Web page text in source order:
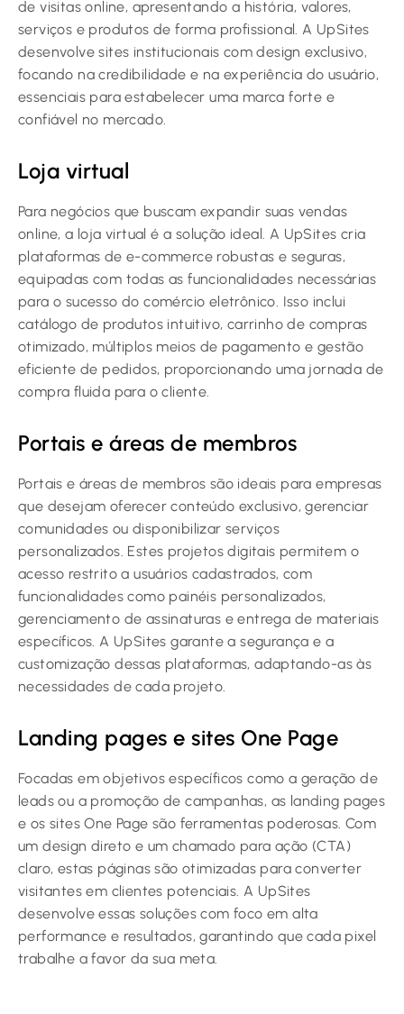
de visitas online, apresentando a história, valores,
serviços e produtos de forma profissional. A UpSites
desenvolve sites institucionais com design exclusivo,
focando na credibilidade e na experiência do usuário,
essenciais para estabelecer uma marca forte e
confiável no mercado.
Loja virtual
Para negócios que buscam expandir suas vendas
online, a loja virtual é a solução ideal. A UpSites cria
plataformas de e-commerce robustas e seguras,
equipadas com todas as funcionalidades necessárias
para o sucesso do comércio eletrônico. Isso inclui
catálogo de produtos intuitivo, carrinho de compras
otimizado, múltiplos meios de pagamento e gestão
eficiente de pedidos, proporcionando uma jornada de
compra fluida para o cliente.
Portais e áreas de membros
Portais e áreas de membros são ideais para empresas
que desejam oferecer conteúdo exclusivo, gerenciar
comunidades ou disponibilizar serviços
personalizados. Estes projetos digitais permitem o
acesso restrito a usuários cadastrados, com
funcionalidades como painéis personalizados,
gerenciamento de assinaturas e entrega de materiais
específicos. A UpSites garante a segurança e a
customização dessas plataformas, adaptando-as às
necessidades de cada projeto.
Landing pages e sites One Page
Focadas em objetivos específicos como a geração de
leads ou a promoção de campanhas, as landing pages
e os sites One Page são ferramentas poderosas. Com
um design direto e um chamado para ação (CTA)
claro, estas páginas são otimizadas para converter
visitantes em clientes potenciais. A UpSites
desenvolve essas soluções com foco em alta
performance e resultados, garantindo que cada pixel
trabalhe a favor da sua meta.